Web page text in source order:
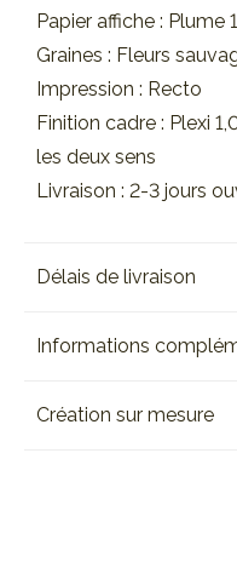
Papier affiche : Plume
Graines : Fleurs
Impression : Recto
Finition cadre : Plexi
les deux sens
Livraison : 2-3 jours
Délais de livraison
Informations
Création sur mesure